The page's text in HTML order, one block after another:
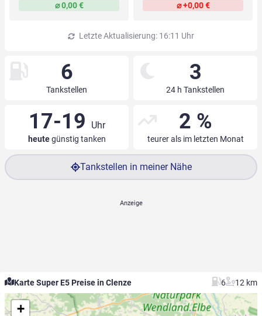
⌀ 0,00 € ⌀ +0,00 €
Letzte Aktualisierung: 16:11 Uhr
6
Tankstellen
3
24 h Tankstellen
17-19 Uhr
heutegünstig tanken
2 %
teurer als im letzten Monat
Tankstellen in meiner Nähe
Karte Super E5 Preise in Clenze 6 12 km
+